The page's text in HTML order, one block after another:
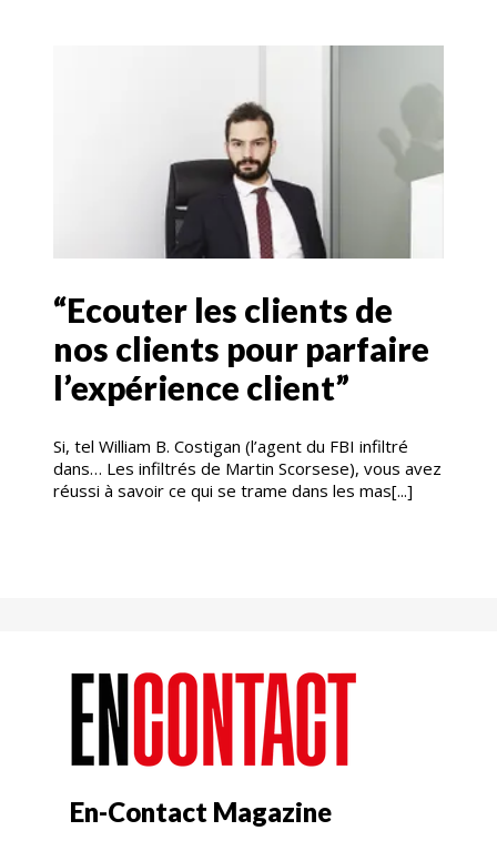
“Ecouter les clients de
nos clients pour parfaire
l’expérience client”
Si, tel William B. Costigan (l’agent du FBI infiltré
dans… Les infiltrés de Martin Scorsese), vous avez
réussi à savoir ce qui se trame dans les mas[...]
En-Contact Magazine